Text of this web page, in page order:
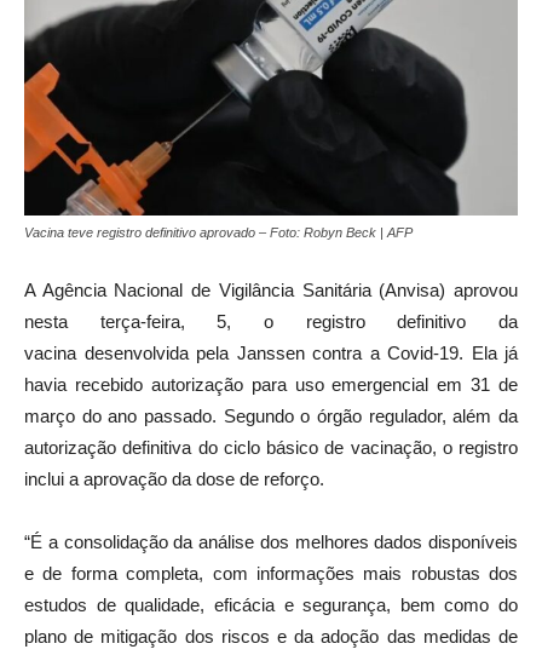
Vacina teve registro definitivo aprovado – Foto: Robyn Beck | AFP
A Agência Nacional de Vigilância Sanitária (Anvisa) aprovou
nesta terça-feira, 5, o registro definitivo da
vacina desenvolvida pela Janssen contra a Covid-19. Ela já
havia recebido autorização para uso emergencial em 31 de
março do ano passado. Segundo o órgão regulador, além da
autorização definitiva do ciclo básico de vacinação, o registro
inclui a aprovação da dose de reforço.
“É a consolidação da análise dos melhores dados disponíveis
e de forma completa, com informações mais robustas dos
estudos de qualidade, eficácia e segurança, bem como do
plano de mitigação dos riscos e da adoção das medidas de